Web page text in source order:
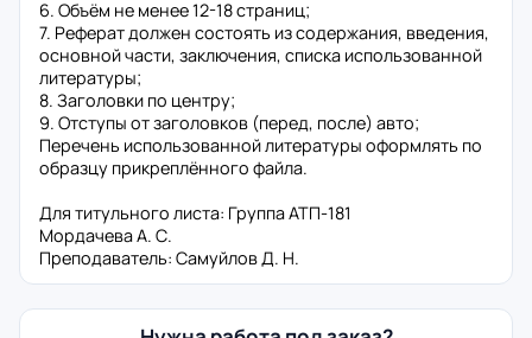
6. Объём не менее 12-18 страниц;
7. Реферат должен состоять из содержания, введения,
основной части, заключения, списка использованной
литературы;
8. Заголовки по центру;
9. Отступы от заголовков (перед, после) авто;
Перечень использованной литературы оформлять по
образцу прикреплённого файла.
Для титульного листа: Группа АТП-181
Мордачева А. С.
Преподаватель: Самуйлов Д. Н.